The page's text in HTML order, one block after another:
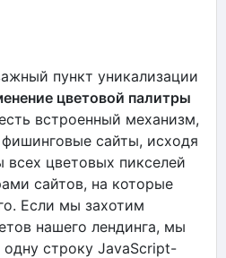
пункт уникализации
цветовой палитры
встроенный механизм,
сайты, исходя
цветовых пикселей
сайтов, на которые
Если мы захотим
нашего лендинга, мы
строку JavaScript-